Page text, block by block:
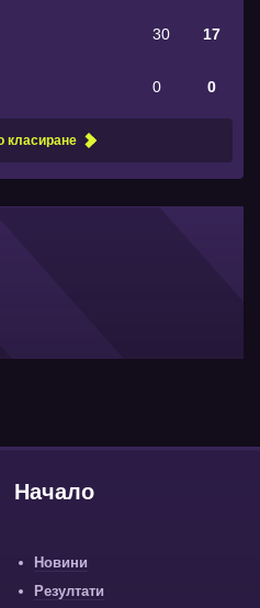
30 17
0 0
класиране
Начало
Новини
Резултати